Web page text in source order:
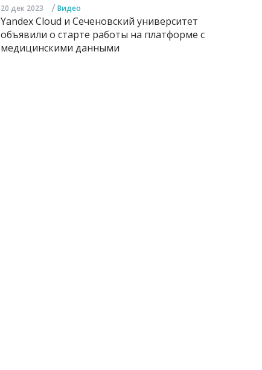
20 дек 2023 / Видео
Yandex Cloud и Сеченовский университет
объявили о старте работы на платформе с
медицинскими данными